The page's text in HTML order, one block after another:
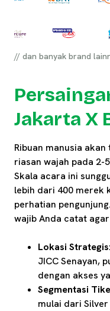
// dan banyak brand
Jakarta X
Ribuan manusia
riasan wajah pada 2-
Skala acara ini
lebih dari 400 merek
perhatian
wajib Anda catat
Lokasi Strategis:
JICC Senayan,
dengan akses
Segmentasi
mulai dari Silver